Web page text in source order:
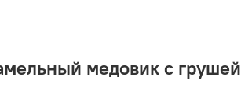
медовик с грушей